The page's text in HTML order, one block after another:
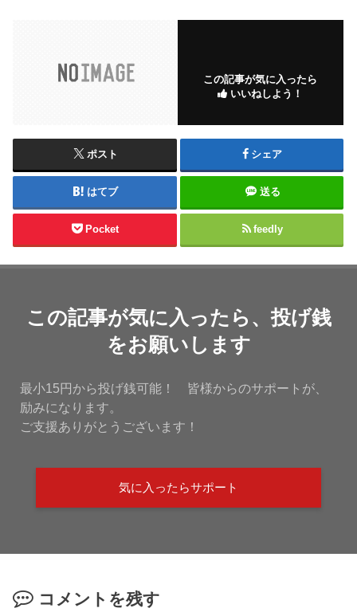
この記事が気に入ったら
いいねしよう！
ポスト シェア
はてブ 送る
Pocket feedly
この記事が気に入ったら、投げ銭
をお願いします
最小15円から投げ銭可能！ 皆様からのサポートが、
励みになります。
ご支援ありがとうございます！
気に入ったらサポート
コメントを残す